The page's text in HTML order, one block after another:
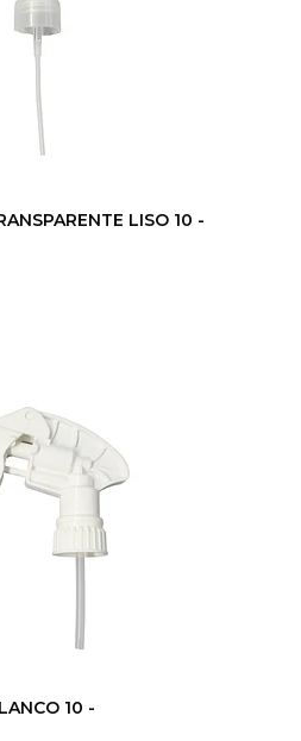
LISO 10 -
10 -